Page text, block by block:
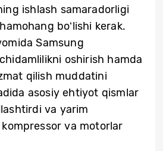
ishlash samaradorligi
boʻlishi kerak.
Samsung
oshirish hamda
qilish muddatini
asosiy ehtiyot qismlar
va yarim
va motorlar